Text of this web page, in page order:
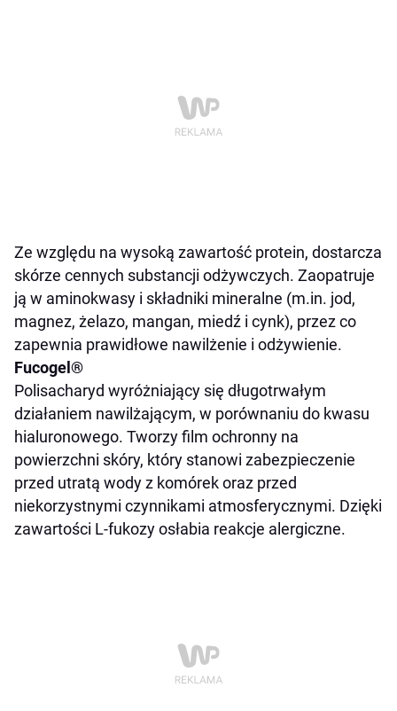
Ze względu na wysoką zawartość protein, dostarcza
skórze cennych substancji odżywczych. Zaopatruje
ją w aminokwasy i składniki mineralne (m.in. jod,
magnez, żelazo, mangan, miedź i cynk), przez co
zapewnia prawidłowe nawilżenie i odżywienie.
Fucogel ®
Polisacharyd wyróżniający się długotrwałym
działaniem nawilżającym, w porównaniu do kwasu
hialuronowego. Tworzy film ochronny na
powierzchni skóry, który stanowi zabezpieczenie
przed utratą wody z komórek oraz przed
niekorzystnymi czynnikami atmosferycznymi. Dzięki
zawartości L-fukozy osłabia reakcje alergiczne.